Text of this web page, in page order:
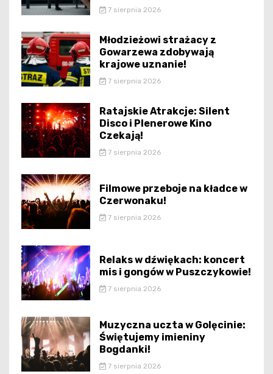
7 sierpnia 2026
Młodzieżowi strażacy z
Gowarzewa zdobywają
krajowe uznanie!
7 sierpnia 2026
Ratajskie Atrakcje: Silent
Disco i Plenerowe Kino
Czekają!
7 sierpnia 2026
Filmowe przeboje na kładce w
Czerwonaku!
7 sierpnia 2026
Relaks w dźwiękach: koncert
mis i gongów w Puszczykowie!
7 sierpnia 2026
Muzyczna uczta w Golęcinie:
Świętujemy imieniny
Bogdanki!
7 sierpnia 2026